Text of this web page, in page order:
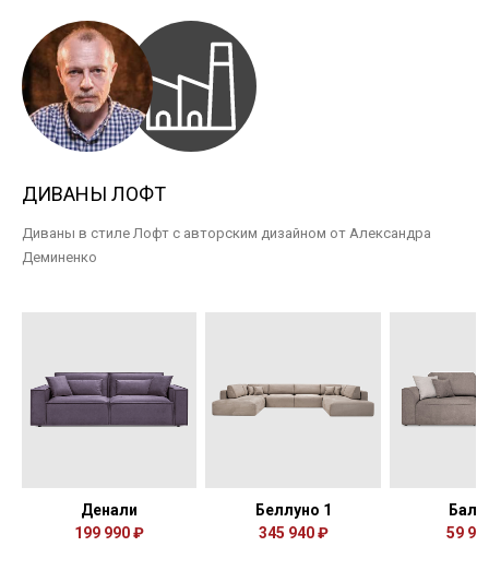
ДИВАНЫ ЛОФТ
Диваны в стиле Лофт с авторским дизайном от Александра
Деминенко
Денали
199 990 ₽
Беллуно 1
345 940 ₽
59